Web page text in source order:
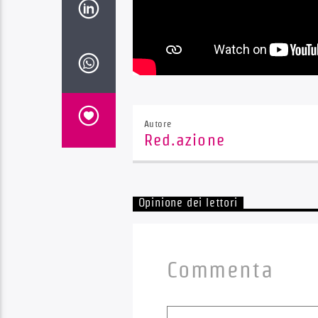
Autore
Red.azione
Opinione dei lettori
Commenta